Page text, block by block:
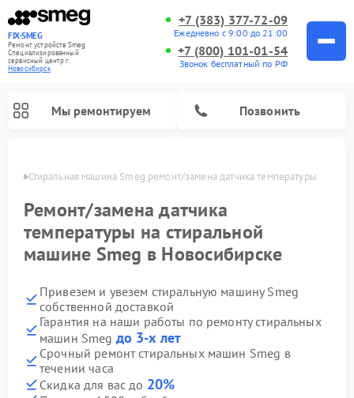
FIX-SMEG
Ремонт устройств Smeg
Специализированный
cервисный центр г.
Новосибирск
+7 (383) 377-72-09
Ежедневно с 9:00 до 21:00
+7 (800) 101-01-54
Звонок бесплатный по РФ
Мы ремонтируем Позвонить
Стиральная машина Smeg ремонт/замена датчика температуры
Ремонт/замена датчика
температуры на стиральной
машине Smeg в Новосибирске
Привезем и увезем стиральную машину Smeg
собственной доставкой
Гарантия на наши работы по ремонту стиральных
машин Smeg до 3-х лет
Срочный ремонт стиральных машин Smeg в
течении часа
Скидка для вас до 20%